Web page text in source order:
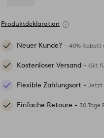
Favoriten
hinzufügen
Produktdeklaration
Neuer Kunde? -40% Rabatt
Kostenloser Versand -Gilt
Flexible Zahlungsart -Jetzt
Einfache Retoure -30 Tage